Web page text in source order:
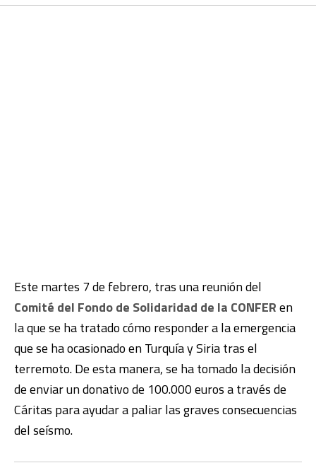
Este martes 7 de febrero, tras una reunión del
Comité del Fondo de Solidaridad de la CONFERen
la que se ha tratado cómo responder a la emergencia
que se ha ocasionado en Turquía y Siria tras el
terremoto. De esta manera, se ha tomado la decisión
de enviar un donativo de 100.000 euros a través de
Cáritas para ayudar a paliar las graves consecuencias
del seísmo.